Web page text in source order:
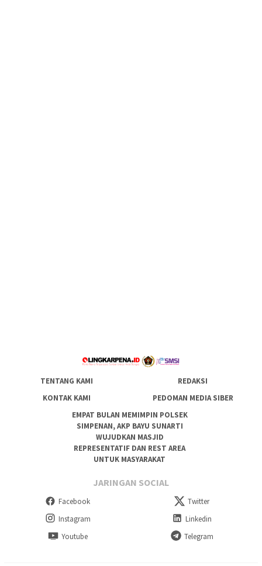
TENTANG KAMI
REDAKSI
KONTAK KAMI
PEDOMAN MEDIA SIBER
EMPAT BULAN MEMIMPIN POLSEK
SIMPENAN, AKP BAYU SUNARTI
WUJUDKAN MASJID
REPRESENTATIF DAN REST AREA
UNTUK MASYARAKAT
JARINGAN SOCIAL
Facebook
Twitter
Instagram
Linkedin
Youtube
Telegram